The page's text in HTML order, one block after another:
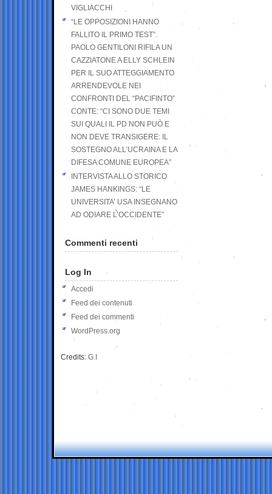
VIGLIACCHI
“LE OPPOSIZIONI HANNO
FALLITO IL PRIMO TEST”.
PAOLO GENTILONI RIFILA UN
CAZZIATONE A ELLY SCHLEIN
PER IL SUO ATTEGGIAMENTO
ARRENDEVOLE NEI
CONFRONTI DEL “PACIFINTO”
CONTE: “CI SONO DUE TEMI
SUI QUALI IL PD NON PUÒ E
NON DEVE TRANSIGERE: IL
SOSTEGNO ALL’UCRAINA E LA
DIFESA COMUNE EUROPEA”
INTERVISTA ALLO STORICO
JAMES HANKINGS: “LE
UNIVERSITA’ USA INSEGNANO
AD ODIARE L’OCCIDENTE”
Commenti recenti
Log In
Accedi
Feed dei contenuti
Feed dei commenti
WordPress.org
Credits: G.I